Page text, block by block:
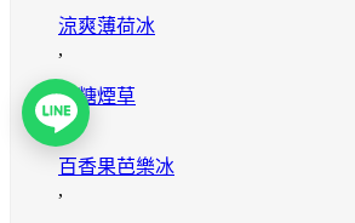
涼爽薄荷冰
,
焦糖煙草
,
百香果芭樂冰
,